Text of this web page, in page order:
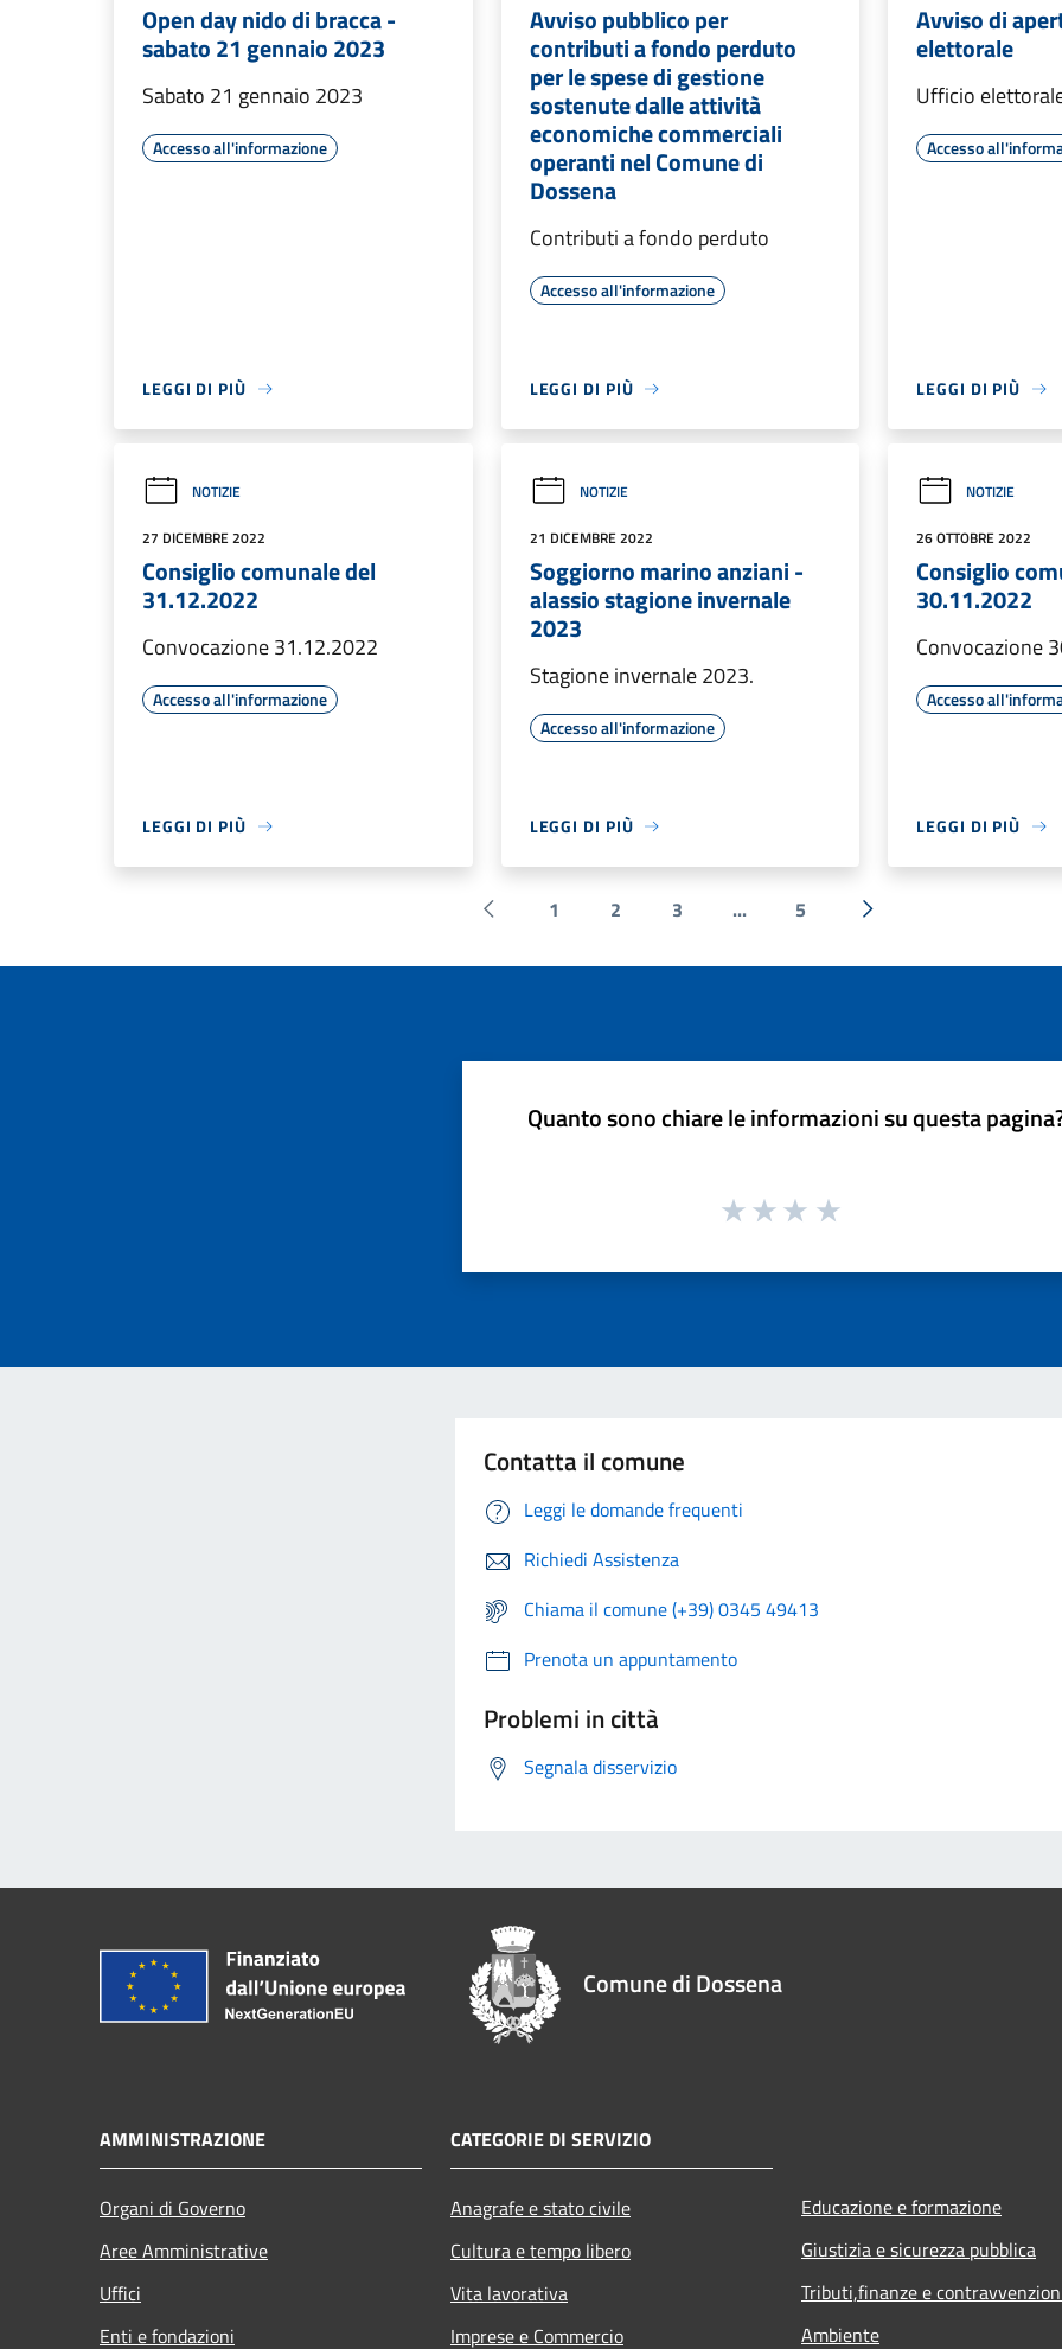
Open day nido di bracca -
sabato 21 gennaio 2023
Sabato 21 gennaio 2023
Accesso all'informazione
LEGGI DI PIÙ
Avviso pubblico per
contributi a fondo perduto
per le spese di gestione
sostenute dalle attività
economiche commerciali
operanti nel Comune di
Dossena
Contributi a fondo perduto
Accesso all'informazione
LEGGI DI PIÙ
Avviso di
elettorale
Ufficio
Accesso
LEGGI DI PIÙ
NOTIZIE
27 DICEMBRE 2022
Consiglio comunale del
31.12.2022
Convocazione 31.12.2022
Accesso all'informazione
LEGGI DI PIÙ
NOTIZIE
21 DICEMBRE 2022
Soggiorno marino anziani -
alassio stagione invernale
2023
Stagione invernale 2023.
Accesso all'informazione
LEGGI DI PIÙ
NOTIZIE
26 OTTOBRE 2022
Consiglio
30.11.2022
Convocazione
Accesso
LEGGI DI PIÙ
Pagina precedente
1 2 3 ... 5
Successiva »
Quanto sono chiare le informazioni su questa
Contatta il comune
Leggi le domande frequenti
Richiedi Assistenza
Chiama il comune (+39) 0345 49413
Prenota un appuntamento
Problemi in città
Segnala disservizio
Comune di Dossena
AMMINISTRAZIONE
Organi di Governo
Aree Amministrative
Uffici
Enti e fondazioni
CATEGORIE DI SERVIZIO
Anagrafe e stato civile
Cultura e tempo libero
Vita lavorativa
Imprese e Commercio
Educazione e formazione
Giustizia e sicurezza pubblica
Tributi,finanze e
Ambiente